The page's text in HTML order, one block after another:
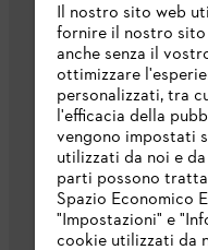
Il nostro sito web
fornire il nostro sito
anche senza il
ottimizzare
personalizzati, tra
l'efficacia della
vengono impostati
utilizzati da noi e
parti possono
Spazio Economico
"Impostazioni" e
cookie utilizzati da